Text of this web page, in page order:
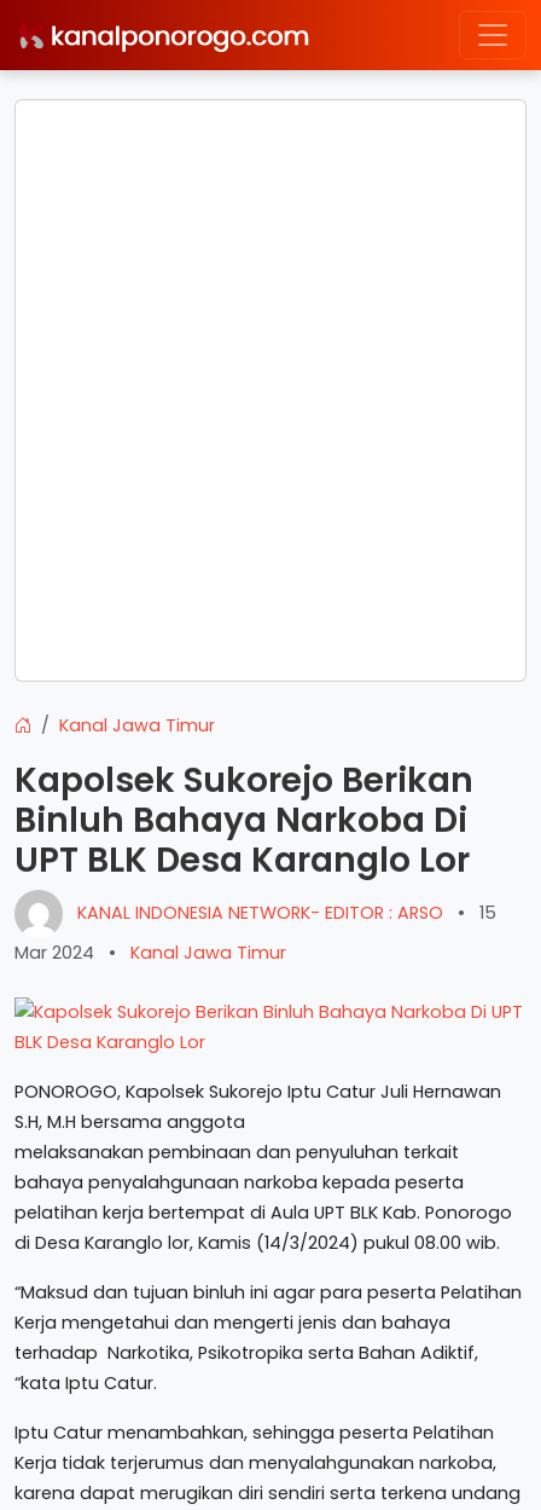
Kanal Jawa Timur
Kapolsek Sukorejo Berikan
Binluh Bahaya Narkoba Di
UPT BLK Desa Karanglo Lor
KANAL INDONESIA NETWORK- EDITOR : ARSO •
15
Mar 2024
• Kanal Jawa Timur
PONOROGO, Kapolsek Sukorejo Iptu Catur Juli Hernawan
S.H, M.H bersama anggota
melaksanakan pembinaan dan penyuluhan terkait
bahaya penyalahgunaan narkoba kepada peserta
pelatihan kerja bertempat di Aula UPT BLK Kab. Ponorogo
di Desa Karanglo lor, Kamis (14/3/2024) pukul 08.00 wib.
“Maksud dan tujuan binluh ini agar para peserta Pelatihan
Kerja mengetahui dan mengerti jenis dan bahaya
terhadap Narkotika, Psikotropika serta Bahan Adiktif,
“kata Iptu Catur.
Iptu Catur menambahkan, sehingga peserta Pelatihan
Kerja tidak terjerumus dan menyalahgunakan narkoba,
karena dapat merugikan diri sendiri serta terkena undang